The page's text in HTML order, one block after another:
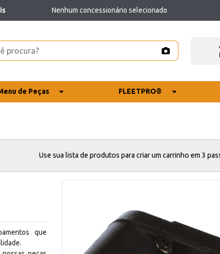
Nenhum concessionário selecionado
de Peças FLEETPRO®
Use sua lista de produtos para criar um carrinho em 3
que